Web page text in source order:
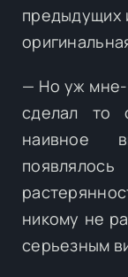
предыдущих
— Но уж мне-
сделал то
наивное
никому не
серьезным